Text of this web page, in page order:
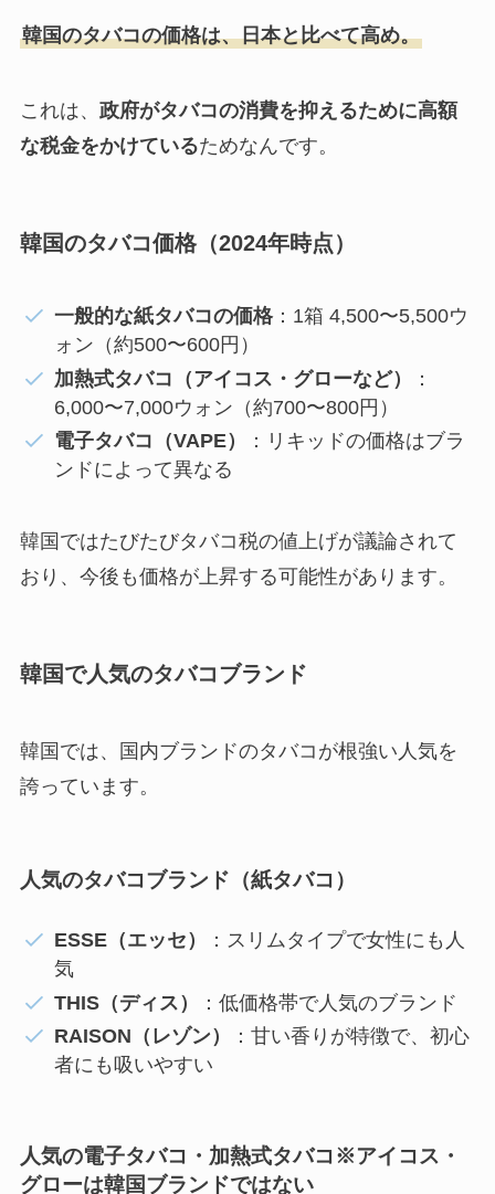
韓国のタバコの価格は、日本と比べて高め。
これは、 政府がタバコの消費を抑えるために高額
な税金をかけているためなんです。
韓国のタバコ価格（2024年時点）
一般的な紙タバコの価格：1箱 4,500〜5,500ウ
ォン（約500〜600円）
加熱式タバコ（アイコス・グローなど）
：
6,000〜7,000ウォン（約700〜800円）
電子タバコ（VAPE）
：リキッドの価格はブラ
ンドによって異なる
韓国ではたびたびタバコ税の値上げが議論されて
おり、今後も価格が上昇する可能性があります。
韓国で人気のタバコブランド
韓国では、国内ブランドのタバコが根強い人気を
誇っています。
人気のタバコブランド（紙タバコ）
ESSE（エッセ）
：スリムタイプで女性にも人
気
THIS（ディス）
：低価格帯で人気のブランド
RAISON（レゾン）
：甘い香りが特徴で、初心
者にも吸いやすい
人気の電子タバコ・加熱式タバコ ※アイコス・
グローは韓国ブランドではない